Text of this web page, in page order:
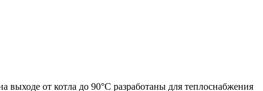
от котла до 90°С разработаны для теплоснабжения